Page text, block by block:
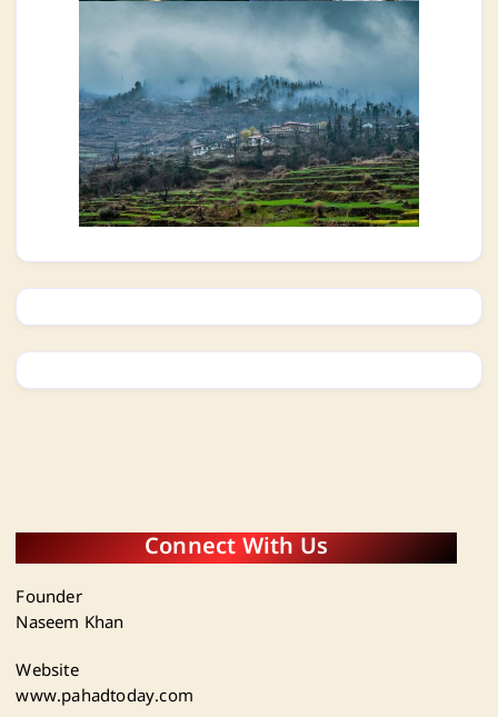
Connect With Us
Founder
Naseem Khan
Website
www.pahadtoday.com